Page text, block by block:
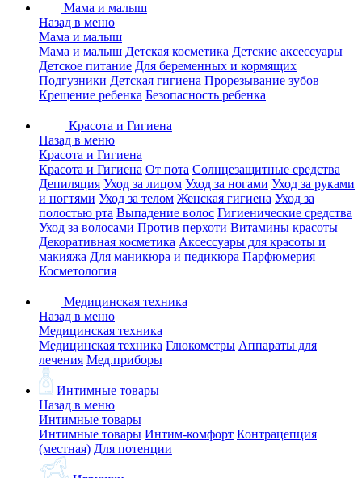
Мама и малыш
Назад в меню
Мама и малыш
Мама и малыш Детская косметика Детские аксессуары
Детское питание Для беременных и кормящих
Подгузники Детская гигиена Прорезывание зубов
Крещение ребенка Безопасность ребенка
Красота и Гигиена
Назад в меню
Красота и Гигиена
Красота и Гигиена От пота Солнцезащитные средства
Депиляция Уход за лицом Уход за ногами Уход за руками
и ногтями Уход за телом Женская гигиена Уход за
полостью рта Выпадение волос Гигиенические средства
Уход за волосами Против перхоти Витамины красоты
Декоративная косметика Аксессуары для красоты и
макияжа Для маникюра и педикюра Парфюмерия
Косметология
Медицинская техника
Назад в меню
Медицинская техника
Медицинская техника Глюкометры Аппараты для
лечения Мед.приборы
Интимные товары
Назад в меню
Интимные товары
Интимные товары Интим-комфорт Контрацепция
(местная) Для потенции